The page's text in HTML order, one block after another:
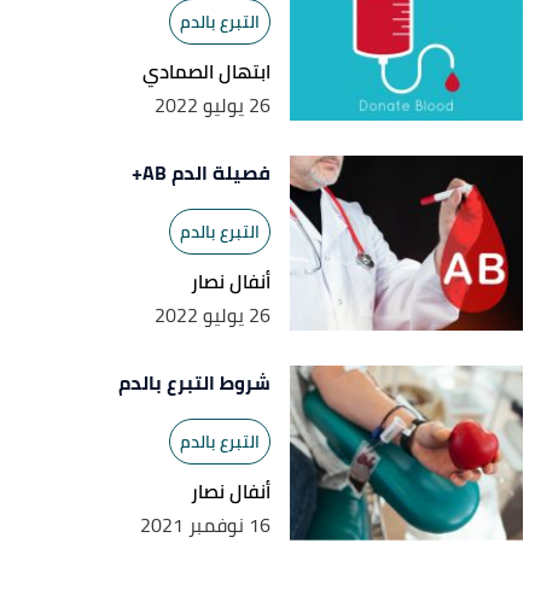
التبرع بالدم
ابتهال الصمادي
26 يوليو 2022
فصيلة الدم AB+
التبرع بالدم
أنفال نصار
26 يوليو 2022
شروط التبرع بالدم
التبرع بالدم
أنفال نصار
16 نوفمبر 2021